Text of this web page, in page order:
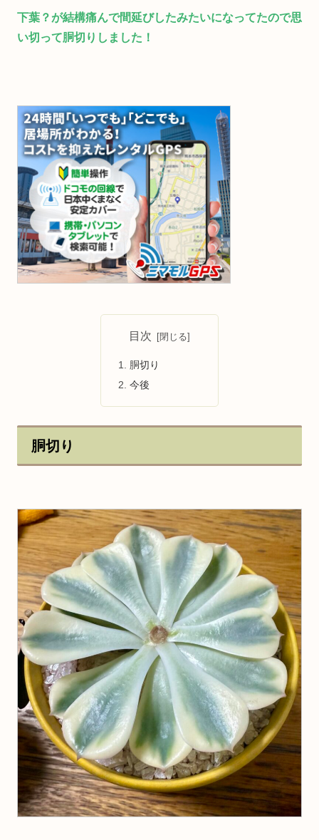
下葉？が結構痛んで間延びしたみたいになってたので思
い切って胴切りしました！
目次
胴切り
今後
胴切り